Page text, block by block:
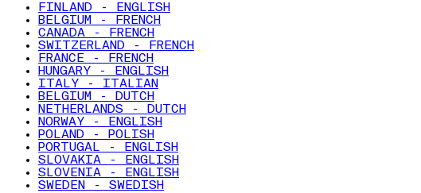
FINLAND - ENGLISH
BELGIUM - FRENCH
CANADA - FRENCH
SWITZERLAND - FRENCH
FRANCE - FRENCH
HUNGARY - ENGLISH
ITALY - ITALIAN
BELGIUM - DUTCH
NETHERLANDS - DUTCH
NORWAY - ENGLISH
POLAND - POLISH
PORTUGAL - ENGLISH
SLOVAKIA - ENGLISH
SLOVENIA - ENGLISH
SWEDEN - SWEDISH